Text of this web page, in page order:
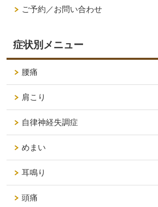
ご予約／お問い合わせ
症状別メニュー
腰痛
肩こり
自律神経失調症
めまい
耳鳴り
頭痛